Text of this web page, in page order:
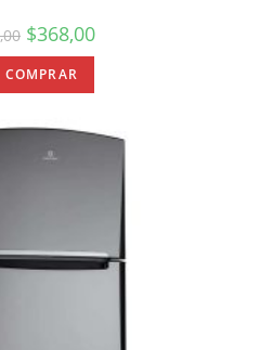
$368,00
COMPRAR